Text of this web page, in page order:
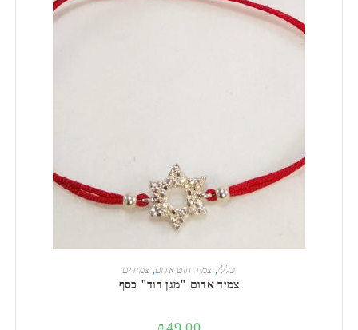
הוספה לסלכללי,צמיד חוט אדום,צמידים
צמיד אדום "מגן דוד" כסף